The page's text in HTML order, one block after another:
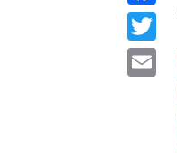
Facebook
Twitter